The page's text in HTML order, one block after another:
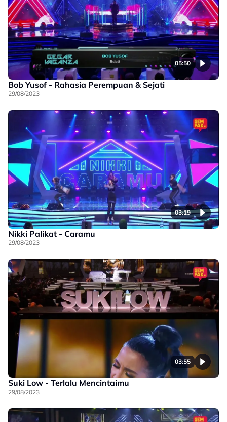
05:50
Bob Yusof - Rahasia Perempuan & Sejati
29/08/2023
03:19
Nikki Palikat - Caramu
29/08/2023
03:55
Suki Low - Terlalu Mencintaimu
29/08/2023